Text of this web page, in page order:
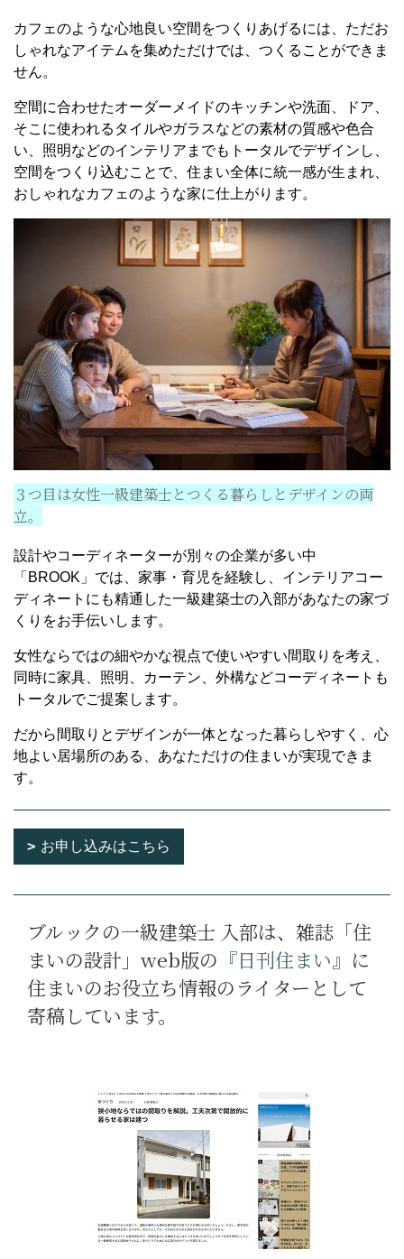
カフェのような心地良い空間をつくりあげるには、ただお
しゃれなアイテムを集めただけでは、つくることができま
せん。
空間に合わせたオーダーメイドのキッチンや洗面、ドア、
そこに使われるタイルやガラスなどの素材の質感や色合
い、照明などのインテリアまでもトータルでデザインし、
空間をつくり込むことで、住まい全体に統一感が生まれ、
おしゃれなカフェのような家に仕上がります。
３つ目は女性一級建築士とつくる暮らしとデザインの両
立。
設計やコーディネーターが別々の企業が多い中
「BROOK」では、家事・育児を経験し、インテリアコー
ディネートにも精通した一級建築士の入部があなたの家づ
くりをお手伝いします。
女性ならではの細やかな視点で使いやすい間取りを考え、
同時に家具、照明、カーテン、外構などコーディネートも
トータルでご提案します。
だから間取りとデザインが一体となった暮らしやすく、心
地よい居場所のある、あなただけの住まいが実現できま
す。
お申し込みはこちら
ブルックの一級建築士 入部は、雑誌「住
まいの設計」web版の 『日刊住まい』 に
住まいのお役立ち情報のライターとして
寄稿しています。